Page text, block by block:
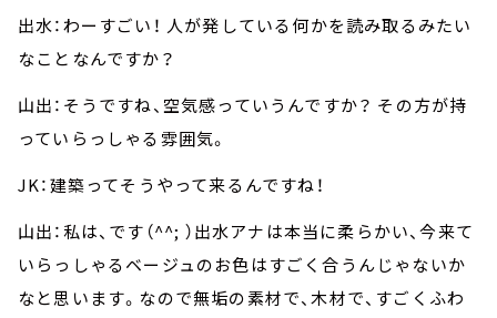
出水：わーすごい！ 人が発している何かを読み取るみたい
なことなんですか？
山出：そうですね、空気感っていうんですか？ その方が持
っていらっしゃる雰囲気。
JK：建築ってそうやって来るんですね！
山出：私は、です（^^; ）出水アナは本当に柔らかい、今来て
いらっしゃるベージュのお色はすごく合うんじゃないか
なと思います。なので無垢の素材で、木材で、すごくふわ